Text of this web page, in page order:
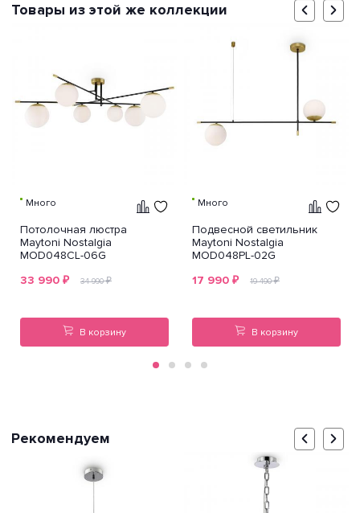
Товары из этой же коллекции
Много
Потолочная люстра
Maytoni Nostalgia
MOD048CL-06G
33 990 ₽ 34 990₽
В корзину
Много
Подвесной светильник
Maytoni Nostalgia
MOD048PL-02G
17 990 ₽ 19 490₽
В корзину
Рекомендуем